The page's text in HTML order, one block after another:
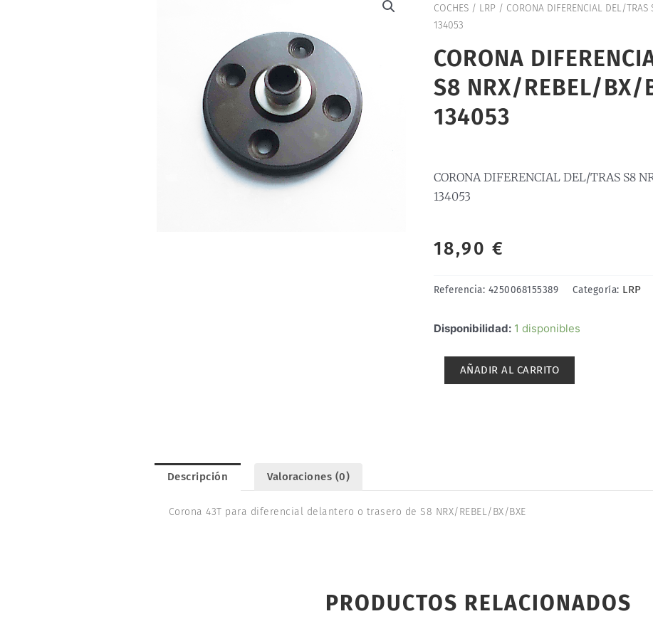
COCHES/ LRP/ CORONA DIFERENCIAL DEL/TRAS
134053
CORONA
S8 NRX/REBEL/BX/
134053
CORONA DIFERENCIAL DEL/TRAS S8
134053
18,90 €
Referencia: 4250068155389 Categoría: LRP
Disponibilidad: 1 disponibles
CORONA
DEL/TRAS
AÑADIR AL CARRITO
Descripción Valoraciones (0)
Corona 43T para diferencial delantero o trasero de S8 NRX/REBEL/BX/BXE
PRODUCTOS RELACIONADOS